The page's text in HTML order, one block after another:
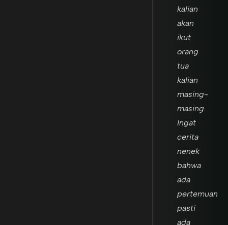
kalian
akan
ikut
orang
tua
kalian
masing-
masing.
Ingat
cerita
nenek
bahwa
ada
pertemuan
pasti
ada